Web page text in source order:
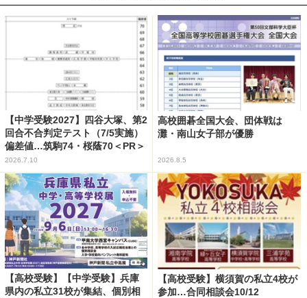
【中学受験2027】四谷大塚、第2
回合不合判定テスト（7/5実施）
偏差値…筑駒74・桜蔭70＜PR＞
2026.7.10
高校囲碁全国大会、団体戦は
灘・南山女子部が優勝
2026.8.5
【高校受験】【中学受験】兵庫
県内の私立31校が集結、個別相
【高校受験】横須賀の私立4校が
参加…合同相談会10/12